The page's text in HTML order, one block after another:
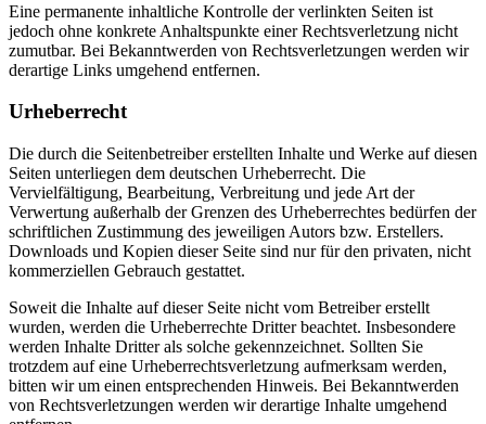
Eine permanente inhaltliche Kontrolle der verlinkten Seiten ist
jedoch ohne konkrete Anhaltspunkte einer Rechtsverletzung nicht
zumutbar. Bei Bekanntwerden von Rechtsverletzungen werden wir
derartige Links umgehend entfernen.
Urheberrecht
Die durch die Seitenbetreiber erstellten Inhalte und Werke auf diesen
Seiten unterliegen dem deutschen Urheberrecht. Die
Vervielfältigung, Bearbeitung, Verbreitung und jede Art der
Verwertung außerhalb der Grenzen des Urheberrechtes bedürfen der
schriftlichen Zustimmung des jeweiligen Autors bzw. Erstellers.
Downloads und Kopien dieser Seite sind nur für den privaten, nicht
kommerziellen Gebrauch gestattet.
Soweit die Inhalte auf dieser Seite nicht vom Betreiber erstellt
wurden, werden die Urheberrechte Dritter beachtet. Insbesondere
werden Inhalte Dritter als solche gekennzeichnet. Sollten Sie
trotzdem auf eine Urheberrechtsverletzung aufmerksam werden,
bitten wir um einen entsprechenden Hinweis. Bei Bekanntwerden
von Rechtsverletzungen werden wir derartige Inhalte umgehend